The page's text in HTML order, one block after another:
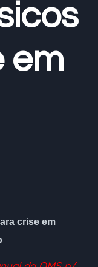
em
crise em